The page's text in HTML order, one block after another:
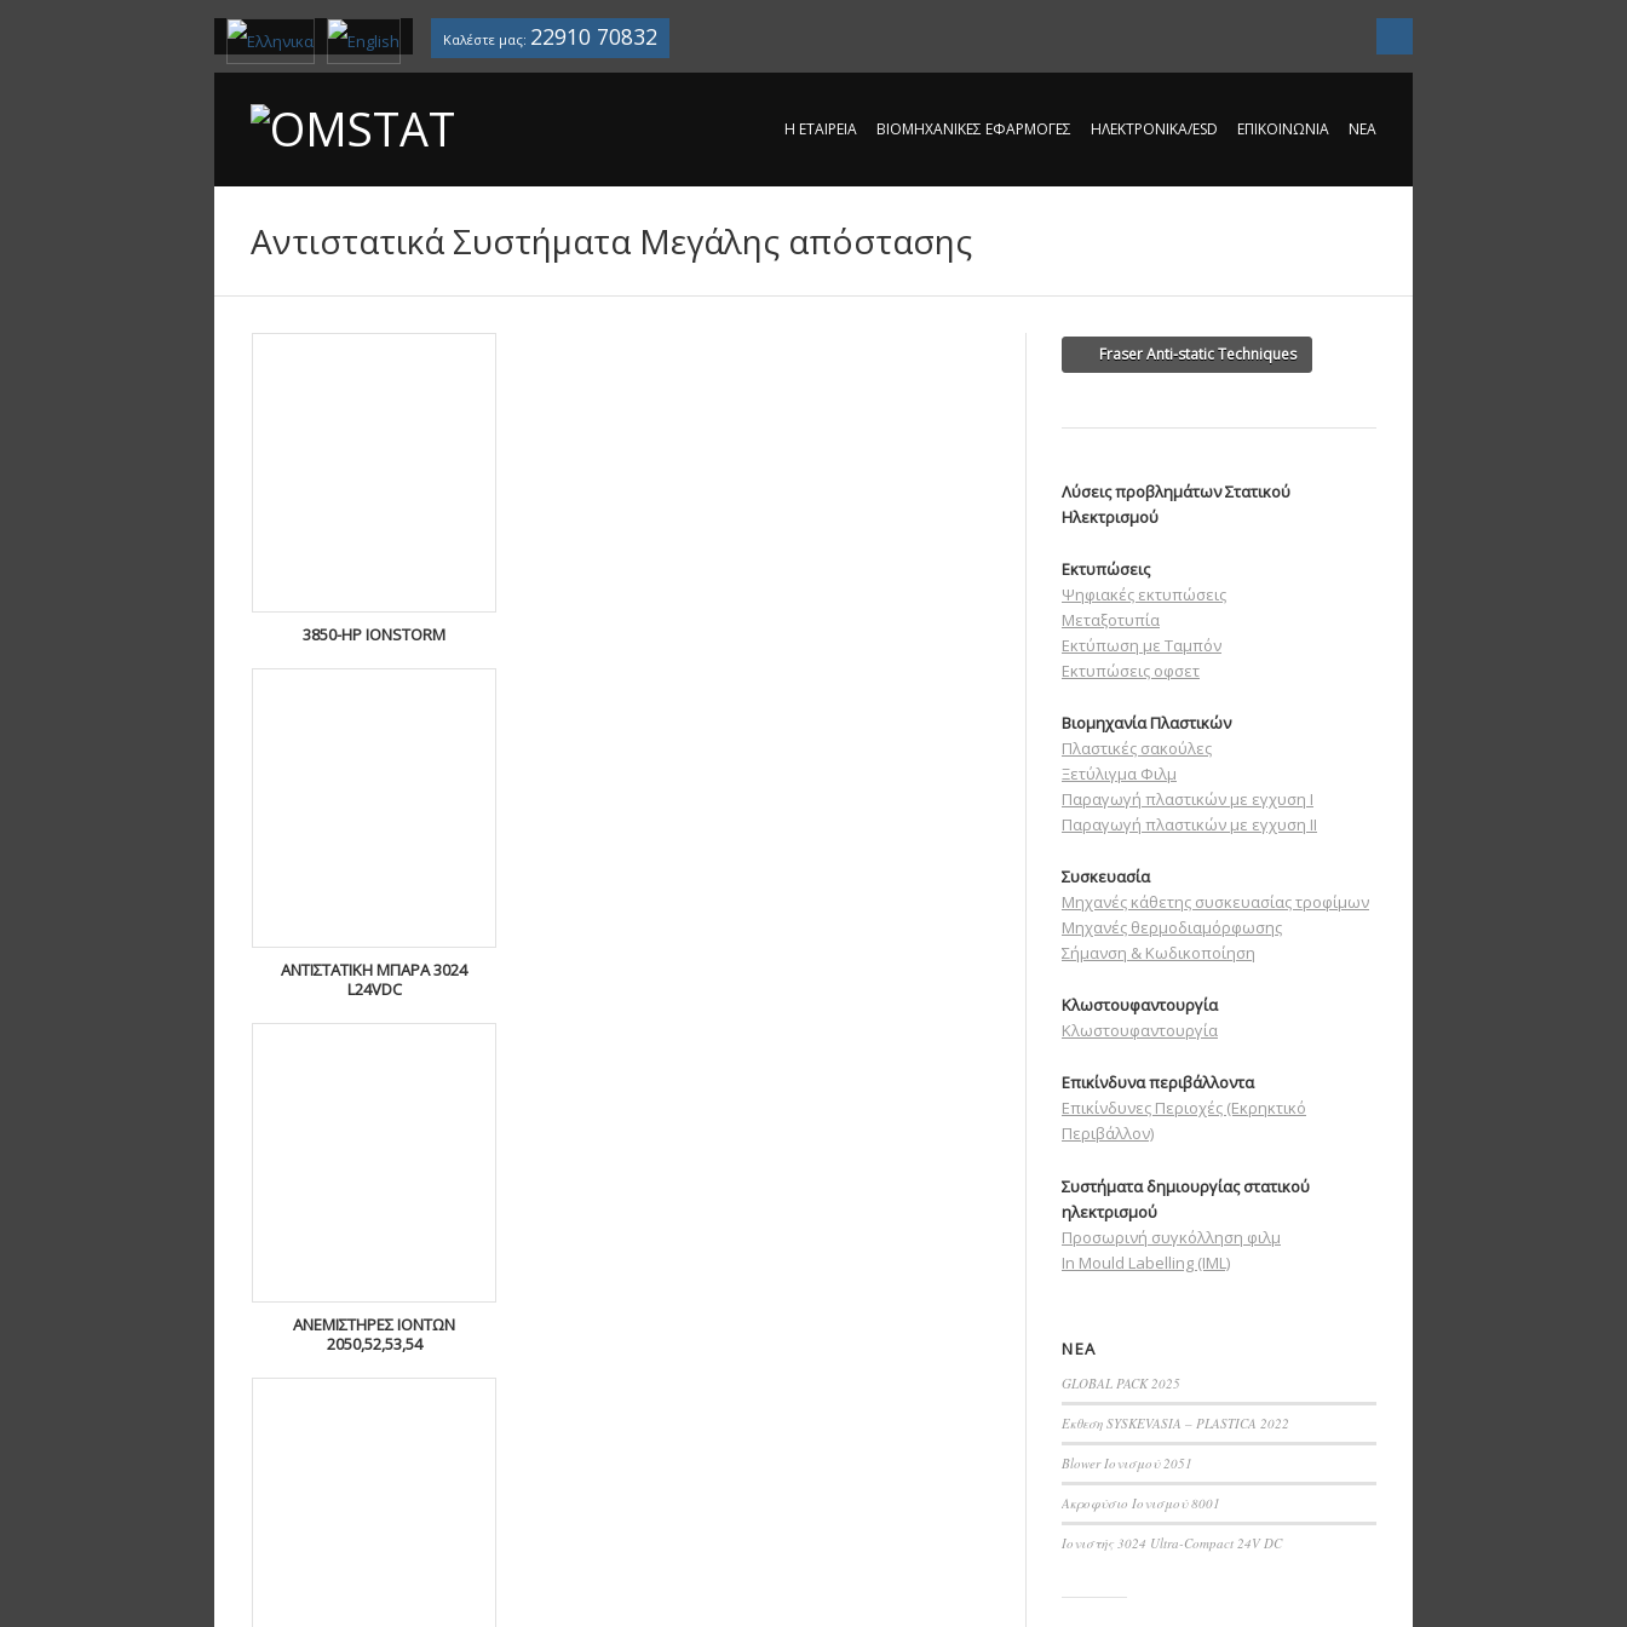
Καλέστε μας: 22910 70832
Η ΕΤΑΙΡΕΊΑ ΒΙΟΜΗΧΑΝΙΚΈΣ ΕΦΑΡΜΟΓΈΣ ΗΛΕΚΤΡΟΝΙΚΆ/ESD ΕΠΙΚΟΙΝΩΝΊΑ ΝΈΑ
Αντιστατικά Συστήματα Μεγάλης απόστασης
3850-HP IONSTORM
ΑΝΤΙΣΤΑΤΙΚΉ ΜΠΆΡΑ 3024
L24VDC
ΑΝΕΜΙΣΤΉΡΕΣ ΙΌΝΤΩΝ
2050,52,53,54
Fraser Anti-static Techniques
Λύσεις προβλημάτων Στατικού
Ηλεκτρισμού
Εκτυπώσεις
Ψηφιακές εκτυπώσεις
Μεταξοτυπία
Εκτύπωση με Ταμπόν
Εκτυπώσεις οφσετ
Βιομηχανία Πλαστικών
Πλαστικές σακούλες
Ξετύλιγμα Φιλμ
Παραγωγή πλαστικών με εγχυση Ι
Παραγωγή πλαστικών με εγχυση ΙΙ
Συσκευασία
Μηχανές κάθετης συσκευασίας τροφίμων
Μηχανές θερμοδιαμόρφωσης
Σήμανση & Κωδικοποίηση
Κλωστουφαντουργία
Κλωστουφαντουργία
Επικίνδυνα περιβάλλοντα
Επικίνδυνες Περιοχές (Εκρηκτικό
Περιβάλλον)
Συστήματα δημιουργίας στατικού
ηλεκτρισμού
Προσωρινή συγκόλληση φιλμ
In Mould Labelling (IML)
ΝΈΑ
GLOBAL PACK 2025
Εκθεση SYSKEVASIA – PLASTICA 2022
Blower Ιονισμού 2051
Ακροφύσιο Ιονισμού 8001
Ιονιστής 3024 Ultra-Compact 24V DC